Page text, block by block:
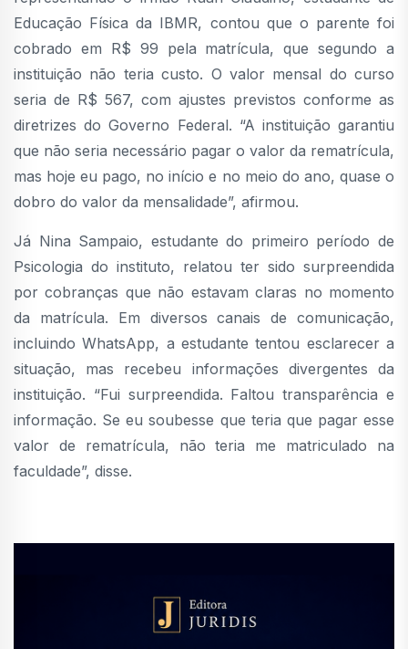
Educação Física da IBMR, contou que o parente foi
cobrado em R$ 99 pela matrícula, que segundo a
instituição não teria custo. O valor mensal do curso
seria de R$ 567, com ajustes previstos conforme as
diretrizes do Governo Federal. “A instituição garantiu
que não seria necessário pagar o valor da rematrícula,
mas hoje eu pago, no início e no meio do ano, quase o
dobro do valor da mensalidade”, afirmou.
Já Nina Sampaio, estudante do primeiro período de
Psicologia do instituto, relatou ter sido surpreendida
por cobranças que não estavam claras no momento
da matrícula. Em diversos canais de comunicação,
incluindo WhatsApp, a estudante tentou esclarecer a
situação, mas recebeu informações divergentes da
instituição. “Fui surpreendida. Faltou transparência e
informação. Se eu soubesse que teria que pagar esse
valor de rematrícula, não teria me matriculado na
faculdade”, disse.